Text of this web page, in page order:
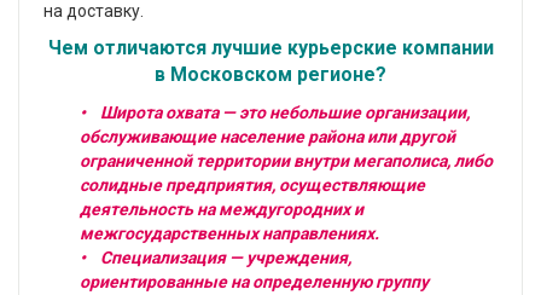
на доставку.
Чем отличаются лучшие курьерские компании
в Московском регионе?
• Широта охвата — это небольшие организации,
обслуживающие население района или другой
ограниченной территории внутри мегаполиса, либо
солидные предприятия, осуществляющие
деятельность на междугородних и
межгосударственных направлениях.
• Специализация — учреждения,
ориентированные на определенную группу